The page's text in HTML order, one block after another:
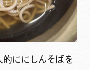
的ににしんそばを